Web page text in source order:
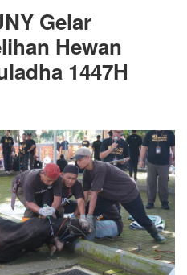
JOGJA
DALAM
MISI
SATU
BUNGKUS
NASI,
MENUJU
ZERO
HUNGER.
Gelar
Hewan
1447H